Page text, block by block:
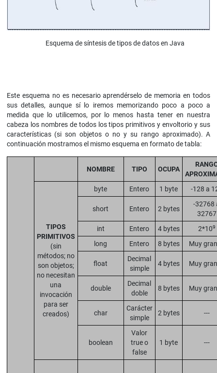
Esquema de síntesis de tipos de datos en Java
Este esquema no es necesario aprendérselo de memoria en todos
sus detalles, aunque sí lo iremos memorizando poco a poco a
medida que lo utilicemos, por lo menos hasta tener en nuestra
cabeza los nombres de todos los tipos primitivos y envoltorio y sus
características (si son objetos o no y su rango aproximado). A
continuación mostramos el mismo esquema en formato de tabla:
NOMBRE TIPO OCUPA
TIPOS
PRIMITIVOS
(sin
métodos; no
son objetos;
no necesitan
una
invocación
para ser
creados)
byte Entero 1 byte -128 a
short Entero 2 bytes
-32768
32767
int
Entero 4 bytes 2*109
long Entero 8 bytes Muy
float
Decimal
simple
4 bytes Muy
double
Decimal
doble
8 bytes Muy
char
Carácter
simple
2 bytes ---
boolean
Valor
true o
false
1 byte ---